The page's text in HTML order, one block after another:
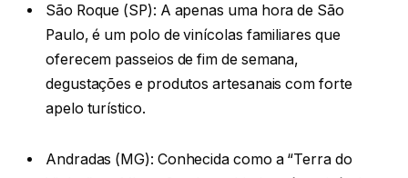
São Roque (SP): A apenas uma hora de São
Paulo, é um polo de vinícolas familiares que
oferecem passeios de fim de semana,
degustações e produtos artesanais com forte
apelo turístico.
Andradas (MG): Conhecida como a “Terra do